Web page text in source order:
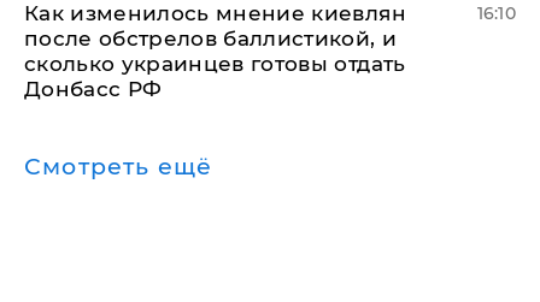
Как изменилось мнение киевлян
после обстрелов баллистикой, и
сколько украинцев готовы отдать
Донбасс РФ
16:10
Смотреть ещё